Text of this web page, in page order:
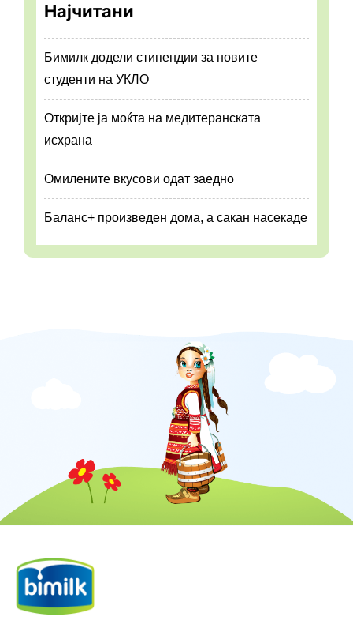
Најчитани
Бимилк додели стипендии за новите
студенти на УКЛО
Откријте ја моќта на медитеранската
исхрана
Омилените вкусови одат заедно
Баланс+ произведен дома, а сакан насекаде